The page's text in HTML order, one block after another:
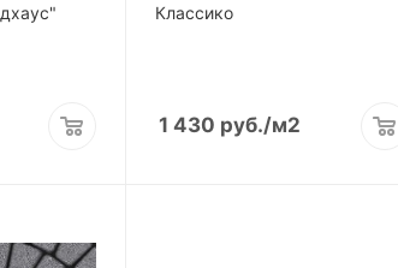
Классико
1 430 руб./м2